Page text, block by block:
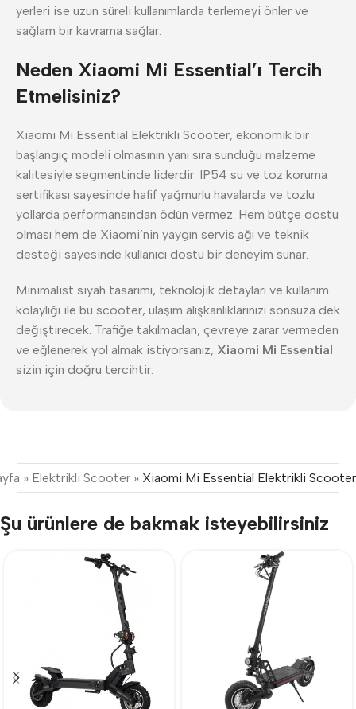
yerleri ise uzun süreli kullanımlarda terlemeyi önler ve
sağlam bir kavrama sağlar.
Neden Xiaomi Mi Essential’ı Tercih
Etmelisiniz?
Xiaomi Mi Essential Elektrikli Scooter, ekonomik bir
başlangıç modeli olmasının yanı sıra sunduğu malzeme
kalitesiyle segmentinde liderdir. IP54 su ve toz koruma
sertifikası sayesinde hafif yağmurlu havalarda ve tozlu
yollarda performansından ödün vermez. Hem bütçe dostu
olması hem de Xiaomi’nin yaygın servis ağı ve teknik
desteği sayesinde kullanıcı dostu bir deneyim sunar.
Minimalist siyah tasarımı, teknolojik detayları ve kullanım
kolaylığı ile bu scooter, ulaşım alışkanlıklarınızı sonsuza dek
değiştirecek. Trafiğe takılmadan, çevreye zarar vermeden
ve eğlenerek yol almak istiyorsanız, Xiaomi Mi Essential
sizin için doğru tercihtir.
» Elektrikli Scooter » Xiaomi Mi Essential Elektrikli Scooter
Şu ürünlere de bakmak isteyebilirsiniz